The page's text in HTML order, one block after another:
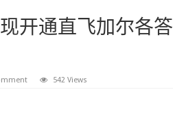
开通直飞加尔各答
542 Views